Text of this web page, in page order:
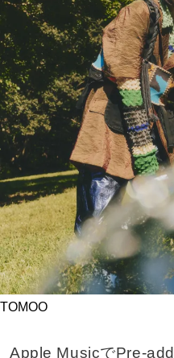
TOMOO
Apple MusicでPre-